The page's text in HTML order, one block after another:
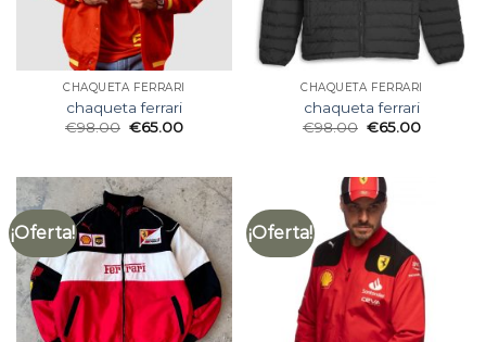
CHAQUETA FERRARI
chaqueta ferrari
€98.00 €65.00
CHAQUETA FERRARI
chaqueta ferrari
€98.00 €65.00
¡Oferta! ¡Oferta!